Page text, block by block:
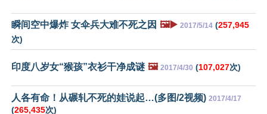
瞬间空中爆炸 女伞兵大难不死之因 🖼️▶️ 2017/5/14 (257,945
次)
印度八岁女“猴孩”衣衫干净成谜 🖼️ 2017/4/30 (107,027次)
人各有命！从碾轧不死的娃说起…(多图/2视频) 2017/4/17
(265,435次)